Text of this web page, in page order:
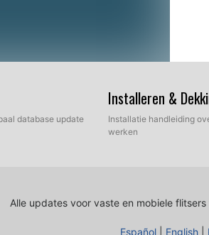
database update
Installeren &
Installatie handleiding
werken
Alle updates voor vaste en mobiele
Español English